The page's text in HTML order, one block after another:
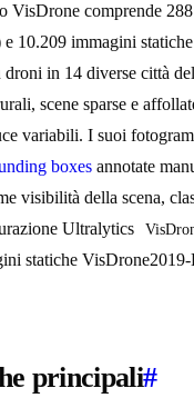
VisDrone comprende
10.209 immagini statiche
droni in 14 diverse città
scene sparse e
variabili. I suoi
boxes annotate
visibilità della scena,
Ultralytics
statiche
principali#